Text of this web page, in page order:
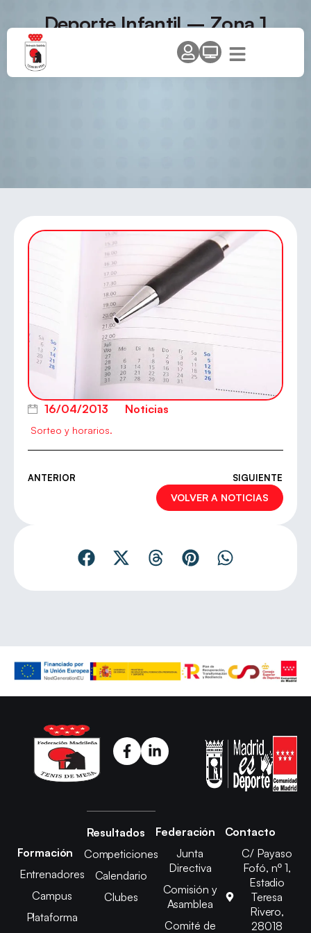
Deporte Infantil – Zona 1
16/04/2013 Noticias
Sorteo y horarios.
ANTERIOR SIGUIENTE
VOLVER A NOTICIAS
Formación
Entrenadores
Campus
Plataforma
Resultados
Competiciones
Calendario
Clubes
Federación
Junta
Directiva
Comisión y
Asamblea
Comité de
Contacto
C/ Payaso
Fofó, nº 1,
Estadio
Teresa
Rivero,
28018